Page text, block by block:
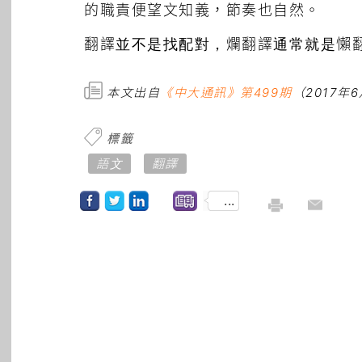
的職責便望文知義，節奏也自然。
翻譯並不是找配對，爛翻譯通常就是懶
本文出自 《中大通訊》第499期（2017年6
標籤
語文
翻譯
...